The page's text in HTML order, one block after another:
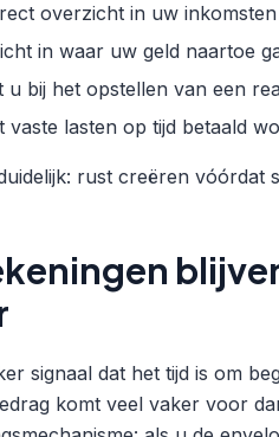
overzicht in uw
in waar uw geld naartoe
u bij het opstellen van een
vaste lasten op tijd betaald
rust creëren
signaal dat het tijd is om
komt veel vaker voor